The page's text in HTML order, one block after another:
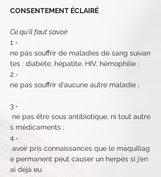
CONSENTEMENT ÉCLAIRÉ
Ce qu'il faut savoir
1 -
ne pas souffrir de maladies de sang suivan
tes : diabète, hépatite, HIV, hémophilie ;
2 -
ne pas souffrir d’aucune autre maladie ;
3 ‐
ne pas être sous antibiotique, ni tout autre
s médicaments ;
4 ‐
avoir pris connaissances que le maquillag
e permanent peut causer un herpès si j’en
ai déjà eu